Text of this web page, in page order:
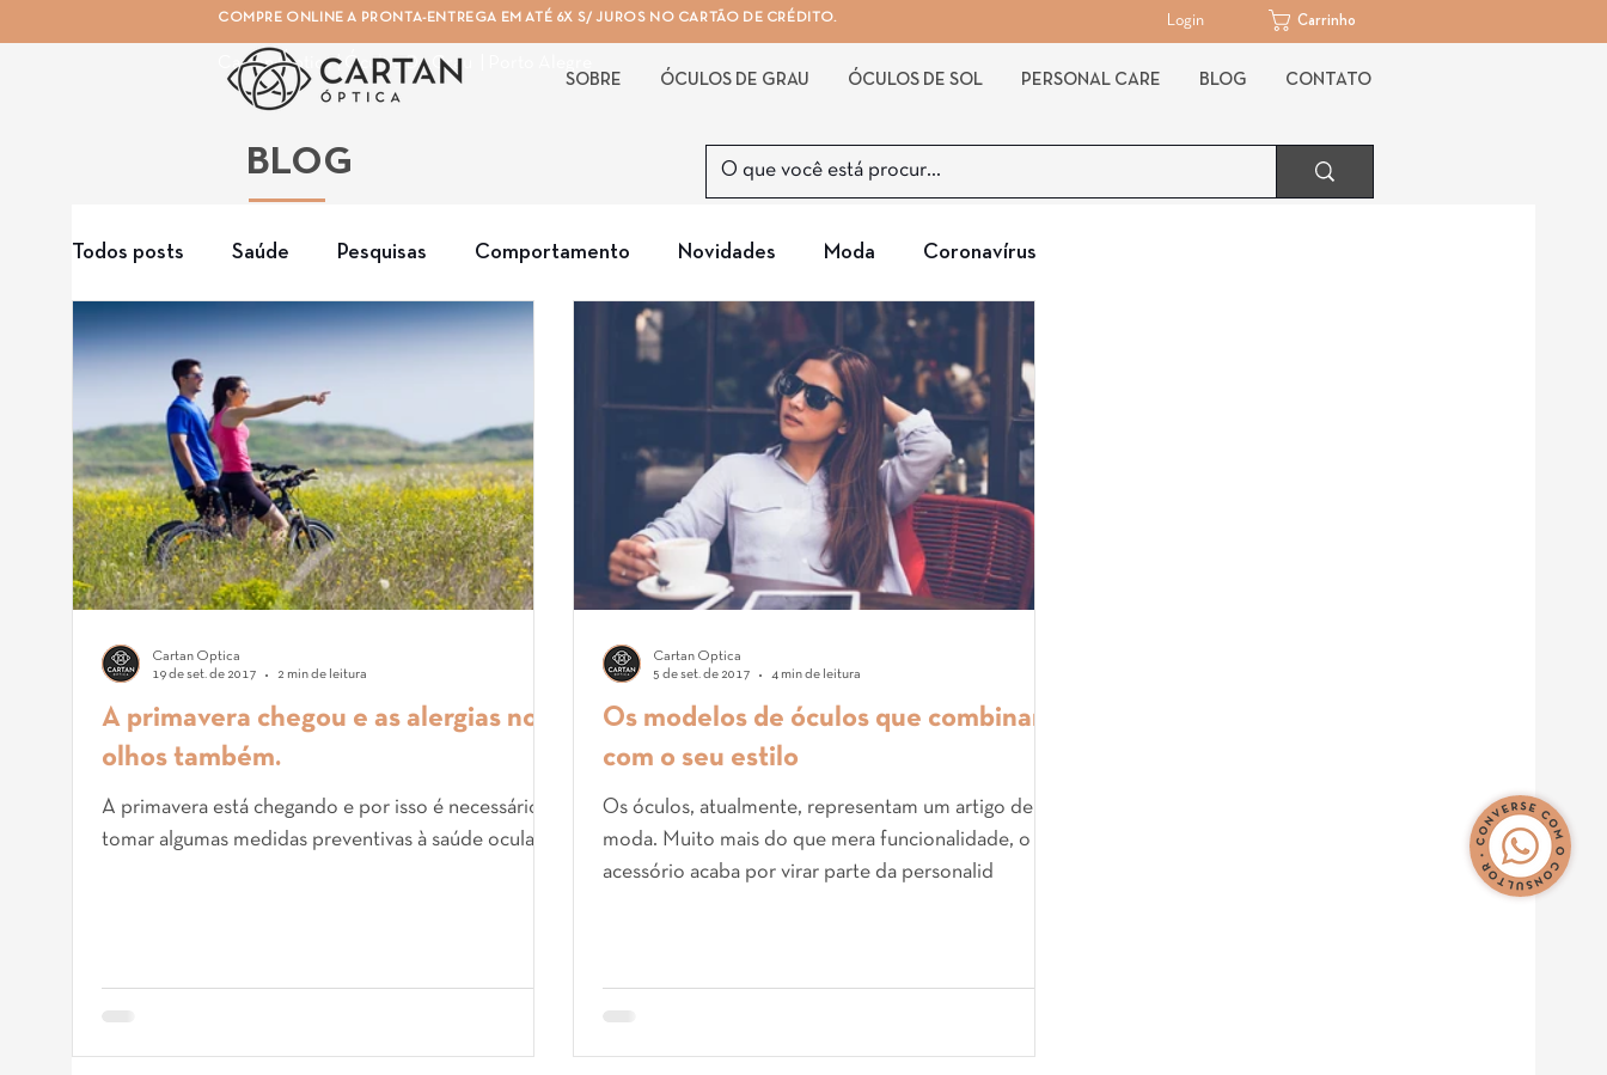
Cartan Óptica | Óculos De Grau | Porto Alegre
COMPRE ONLINE A PRONTA-ENTREGA EM ATÉ 6X S/ JUROS NO CARTÃO DE CRÉDITO. Login Carrinho
SOBRE ÓCULOS DE GRAU ÓCULOS DE SOL PERSONAL CARE BLOG CONTATO
BLOG
Todos posts Saúde Pesquisas Comportamento Novidades Moda Coronavírus
A primavera chegou e as alergias nos
olhos também.
A primavera está chegando e por isso é necessário
tomar algumas medidas preventivas à saúde ocular.
Cartan Óptica
19 de set. de 2017
2 min de leitura
Os modelos de óculos que combinam
com o seu estilo
Os óculos, atualmente, representam um artigo de
moda. Muito mais do que mera funcionalidade, o
acessório acaba por virar parte da personalid
Cartan Óptica
5 de set. de 2017
4 min de leitura